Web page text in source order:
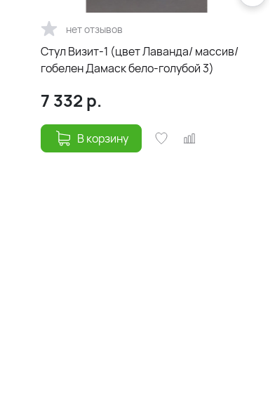
нет отзывов
Стул Визит-1 (цвет Лаванда/ массив/
гобелен Дамаск бело-голубой 3)
7 332 р.
В корзину